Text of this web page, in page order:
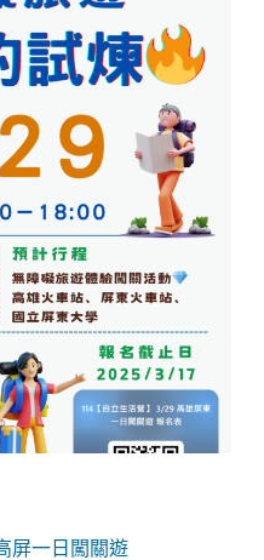
屏一日闖關遊